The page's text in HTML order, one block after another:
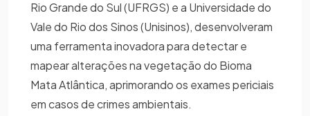
Rio Grande do Sul (UFRGS) e a Universidade do
Vale do Rio dos Sinos (Unisinos), desenvolveram
uma ferramenta inovadora para detectar e
mapear alterações na vegetação do Bioma
Mata Atlântica, aprimorando os exames periciais
em casos de crimes ambientais.